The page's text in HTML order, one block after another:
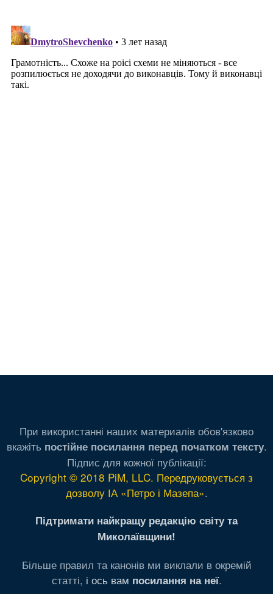
При використанні наших материалів обов'язково
вкажіть постійне посилання перед початком тексту.
Підпис для кожної публікації:
Copyright © 2018 PiM, LLC. Передруковується з
дозволу ІА «Петро і Мазепа».
Підтримати найкращу редакцію світу та
Миколаївщини!
Більше правил та канонів ми виклали в окремій
статті, і ось вам посилання на неї.